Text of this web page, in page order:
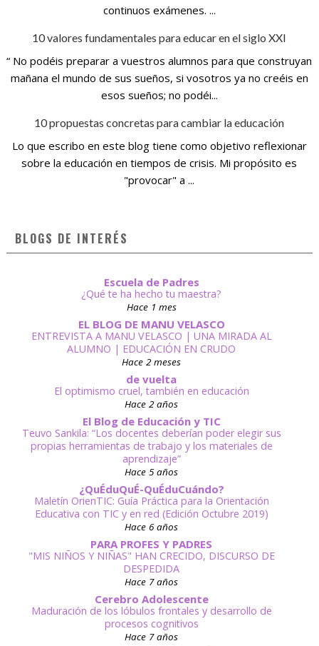
continuos exámenes. ...
10 valores fundamentales para educar en el siglo XXI
“ No podéis preparar a vuestros alumnos para que construyan
mañana el mundo de sus sueños, si vosotros ya no creéis en
esos sueños; no podéi...
10 propuestas concretas para cambiar la educación
Lo que escribo en este blog tiene como objetivo reflexionar
sobre la educación en tiempos de crisis. Mi propósito es
"provocar" a ...
BLOGS DE INTERÉS
Escuela de Padres
¿Qué te ha hecho tu maestra?
Hace 1 mes
EL BLOG DE MANU VELASCO
ENTREVISTA A MANU VELASCO | UNA MIRADA AL
ALUMNO | EDUCACIÓN EN CRUDO
Hace 2 meses
de vuelta
El optimismo cruel, también en educación
Hace 2 años
El Blog de Educación y TIC
Teuvo Sankila: “Los docentes deberían poder elegir sus
propias herramientas de trabajo y los materiales de
aprendizaje”
Hace 5 años
¿QuÉduQuÉ-QuÉduCuándo?
Maletín OrienTIC: Guía Práctica para la Orientación
Educativa con TIC y en red (Edición Octubre 2019)
Hace 6 años
PARA PROFES Y PADRES
"MIS NIÑOS Y NIÑAS" HAN CRECIDO, DISCURSO DE
DESPEDIDA
Hace 7 años
Cerebro Adolescente
Maduración de los lóbulos frontales y desarrollo de
procesos cognitivos
Hace 7 años